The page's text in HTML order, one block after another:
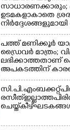
സാധാരണക്കാരും;
ഉടമകളാകാതെ
പത്ത് മണിക്കൂർ
ഡ്രൈവർ മാത്രം;
ലഭിക്കാത്തതാണ്
അപകടത്തിന്
വിമർശനം
സി.പി.എം ബക്കറ്റ്
രസീത് ഇല്ലാത്ത
ചെയ്ത്